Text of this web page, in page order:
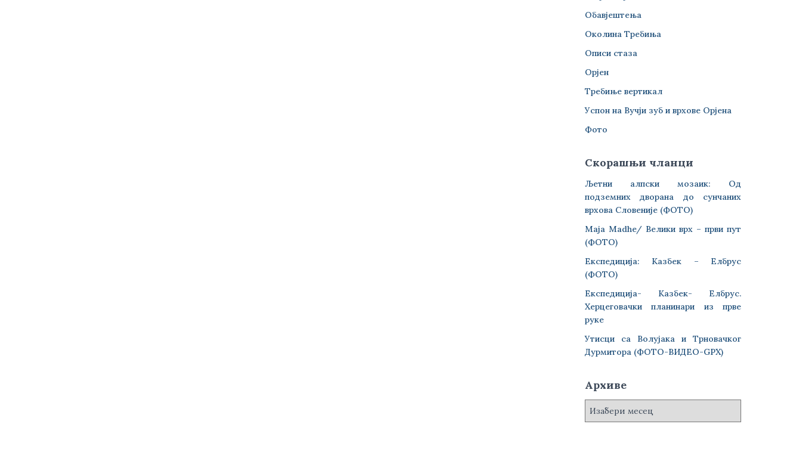
Обавјештења
Околина Требиња
Описи стаза
Орјен
Требиње вертикал
Успон на Вучји зуб и врхове Орјена
Фото
Скорашњи чланци
Љетни алпски мозаик: Од
подземних дворана до сунчаних
врхова Словеније (ФОТО)
Maja Madhe/ Велики врх – први пут
(ФОТО)
Експедиција: Казбек – Елбрус
(ФОТО)
Експедиција- Казбек- Елбрус.
Херцеговачки планинари из прве
руке
Утисци са Волујака и Трновачког
Дурмитора (ФОТО-ВИДЕО-GPX)
Архиве